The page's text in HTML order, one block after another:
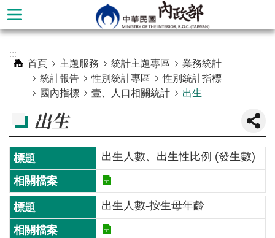
跳到主要內容區塊
階
:::
首頁
主題服務 統計主題專區
業務統計
統計報告
性別統計專區
性別統計指標
國內指標
壹、人口相關統計 出生
出生
出生人數、出生性比例 (發生數)
出生人數-按生母年齡